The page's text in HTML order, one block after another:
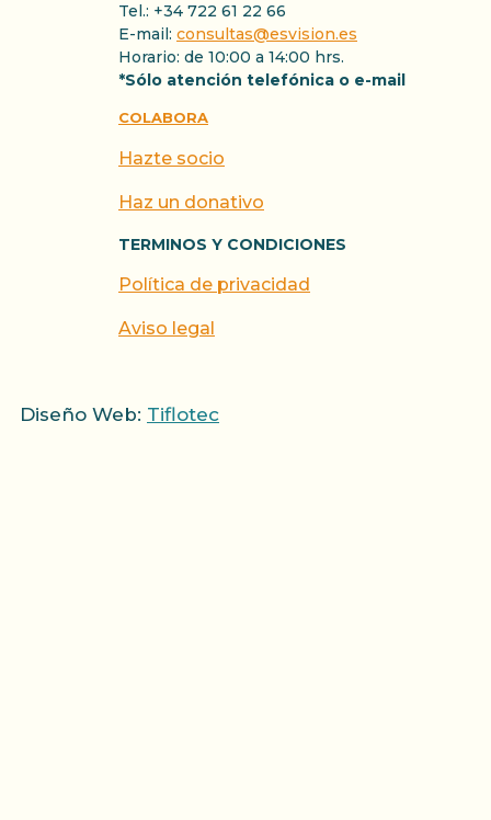
Tel.: +34 722 61 22 66
E-mail: consultas@esvision.es
Horario: de 10:00 a 14:00 hrs.
*Sólo atención telefónica o e-mail
COLABORA
Hazte socio
Haz un donativo
TERMINOS Y CONDICIONES
Política de privacidad
Aviso legal
Diseño Web: Tiflotec